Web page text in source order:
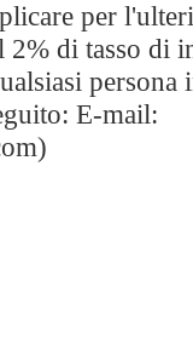
per
di tasso di
persona
E-mail: